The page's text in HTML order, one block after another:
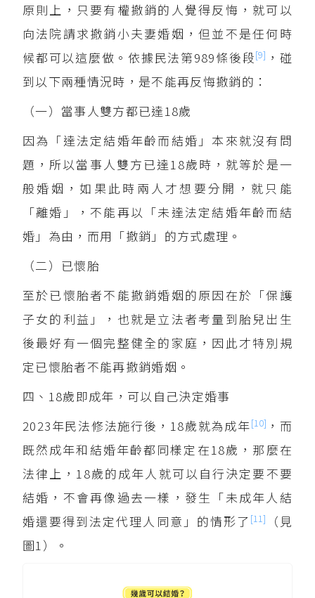
原則上，只要有權撤銷的人覺得反悔，就可以
向法院請求撤銷小夫妻婚姻，但並不是任何時
候都可以這麼做。依據民法第989條後段[9] ，碰
到以下兩種情況時，是不能再反悔撤銷的：
（一）當事人雙方都已達18歲
因為「達法定結婚年齡而結婚」本來就沒有問
題，所以當事人雙方已達18歲時，就等於是一
般婚姻，如果此時兩人才想要分開，就只能
「離婚」，不能再以「未達法定結婚年齡而結
婚」為由，而用「撤銷」的方式處理。
（二）已懷胎
至於已懷胎者不能撤銷婚姻的原因在於「保護
子女的利益」，也就是立法者考量到胎兒出生
後最好有一個完整健全的家庭，因此才特別規
定已懷胎者不能再撤銷婚姻。
四、18歲即成年，可以自己決定婚事
2023年民法修法施行後，18歲就為成年[10] ，而
既然成年和結婚年齡都同樣定在18歲，那麼在
法律上，18歲的成年人就可以自行決定要不要
結婚，不會再像過去一樣，發生「未成年人結
婚還要得到法定代理人同意」的情形了 [11]
（見
圖1）。